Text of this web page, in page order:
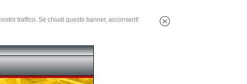
traffico. Se chiudi questo banner, acconsenti